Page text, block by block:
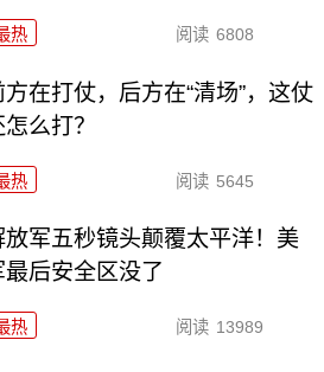
热 阅读 6808
方在打仗，后方在“清场”，这仗
么打？
热 阅读 5645
放军五秒镜头颠覆太平洋！美
最后安全区没了
热 阅读 13989